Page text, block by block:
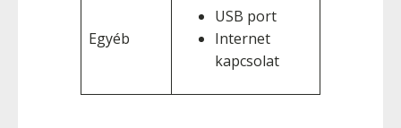
Egyéb
USB port
Internet
kapcsolat